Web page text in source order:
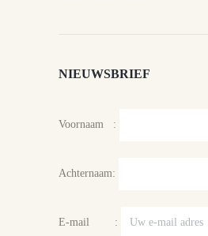
NIEUWSBRIEF
Voornaam :
Achternaam:
E-mail :